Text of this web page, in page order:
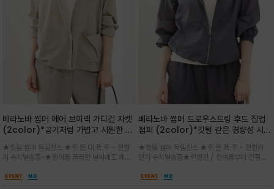
베라노바 썸머 에어 브이넥 가디건 자켓
(2color)*공기처럼 가볍고 시원한 나
브이넥 디자인이라 부담없이 쓱쓱~걸치
는 꾸안꾸!!가볍고 바스락한 나일론 블렌
드 소재감이 세련된 무드를 더해주는 가
★핫템 썸머 득템찬스 ★주.문.대.폭.주 - 전컬
러 순차발송중~★한여름 꿉꿉한 날씨에도 쾌적
일 자켓은 가벼운 무게감과 방수성 덕분에 여름
베라노바 썸머 드로우스트링 후드 집업
점퍼 (2color)*깃털 같은 경량성 시원
(Volume Fit)가볍지만 입체적인 실
루엣을 유지하는 구조적 디자인
★핫템 썸머 득템찬스 ★주.문.폭.주 - 전컬러
인기 순차발송중★한정판 / 한여름부터 간절기
단 스토퍼 디테일로 핏 조절이 가능해 실용적/바